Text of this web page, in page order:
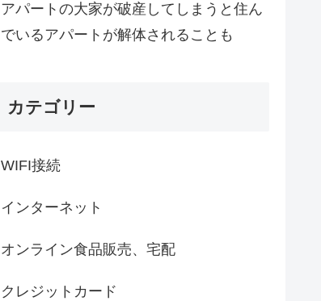
アパートの大家が破産してしまうと住ん
でいるアパートが解体されることも
カテゴリー
WIFI接続
インターネット
オンライン食品販売、宅配
クレジットカード